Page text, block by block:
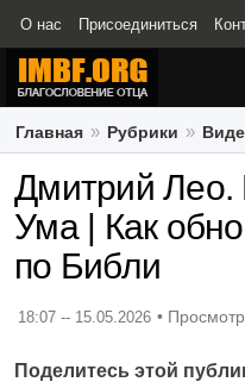
О нас Присоединиться
Свидетельства
Главная Рубрики
Дмитрий Лео.
по Библи
Дмитрий Лео.
Ума | Как
по Библи
18:07 -- 15.05.2026
Поделитесь этой